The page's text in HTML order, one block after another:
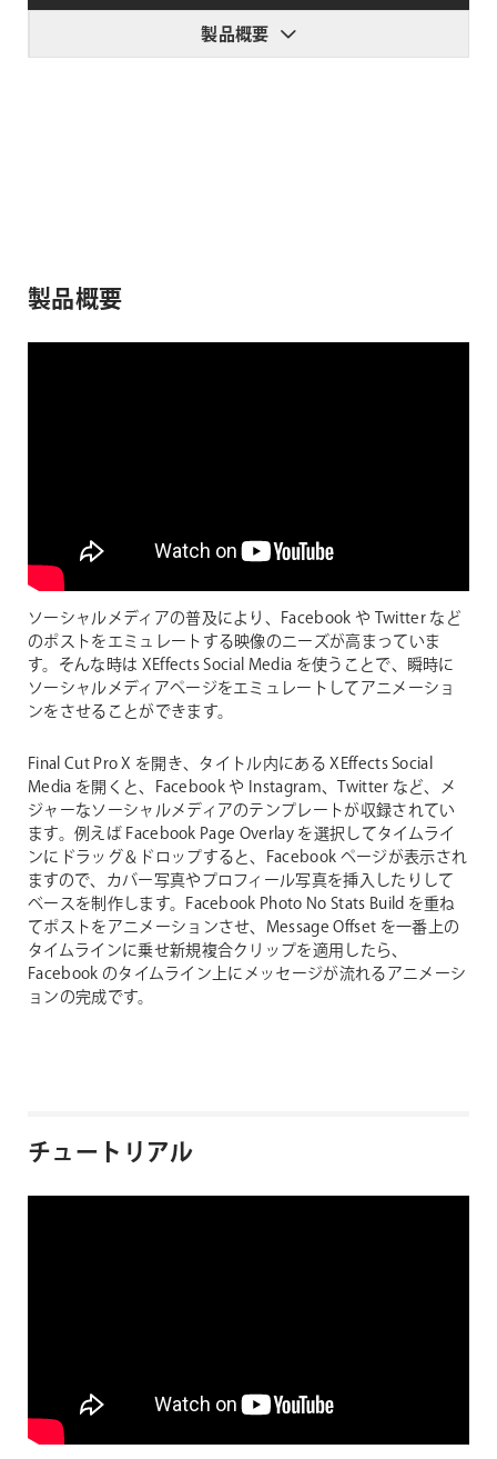
製品概要
製品概要
ソーシャルメディアの普及により、Facebook や Twitter など
のポストをエミュレートする映像のニーズが高まっていま
す。そんな時は XEffects Social Media を使うことで、瞬時に
ソーシャルメディアページをエミュレートしてアニメーショ
ンをさせることができます。
Final Cut Pro X を開き、タイトル内にある XEffects Social
Media を開くと、Facebook や Instagram、Twitter など、メ
ジャーなソーシャルメディアのテンプレートが収録されてい
ます。例えば Facebook Page Overlay を選択してタイムライ
ンにドラッグ＆ドロップすると、Facebook ページが表示され
ますので、カバー写真やプロフィール写真を挿入したりして
ベースを制作します。Facebook Photo No Stats Build を重ね
てポストをアニメーションさせ、Message Offset を一番上の
タイムラインに乗せ新規複合クリップを適用したら、
Facebook のタイムライン上にメッセージが流れるアニメーシ
ョンの完成です。
チュートリアル